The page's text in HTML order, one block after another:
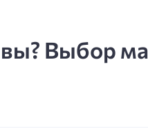
Выбор